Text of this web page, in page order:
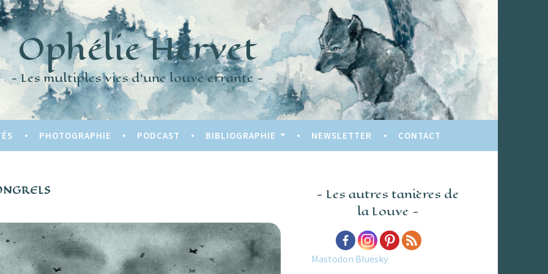
Ophélie Hervet
Les multiples vies d'une louve errante
PHOTOGRAPHIE PODCAST BIBLIOGRAPHIE NEWSLETTER CONTACT
Les autres tanières de
la Louve
Mastodon Bluesky